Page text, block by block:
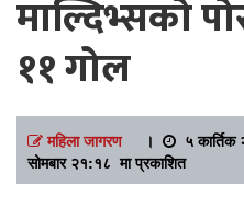
माल्दिभ्सको
११ गोल
महिला जागरण।
५
सोमबार २१:१८ मा प्रकाशित